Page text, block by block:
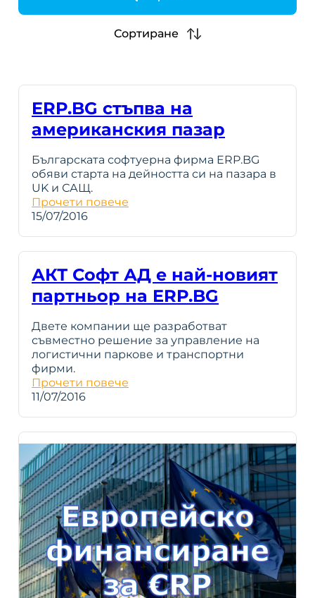
h
Сортиране
ERP.BG стъпва на
американския пазар
Българската софтуерна фирма ERP.BG
обяви старта на дейността си на пазара в
UK и САЩ.
Прочети повече
15/07/2016
АКТ Софт АД е най-новият
партньор на ERP.BG
Двете компании ще разработват
съвместно решение за управление на
логистични паркове и транспортни
фирми.
Прочети повече
11/07/2016